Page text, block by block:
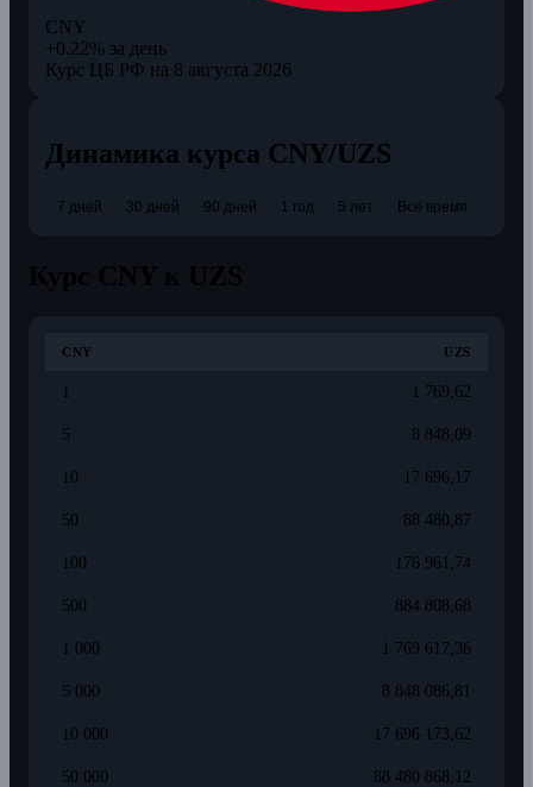
CNY
+0.22% за день
Курс ЦБ РФ на 8 августа 2026
Динамика курса CNY/UZS
7 дней 30 дней 90 дней 1 год 5 лет Всё время
CNY UZS
1 1 769,62
5 8 848,09
10 17 696,17
50 88 480,87
100 176 961,74
500 884 808,68
1 000 1 769 617,36
5 000 8 848 086,81
10 000 17 696 173,62
50 000 88 480 868,12